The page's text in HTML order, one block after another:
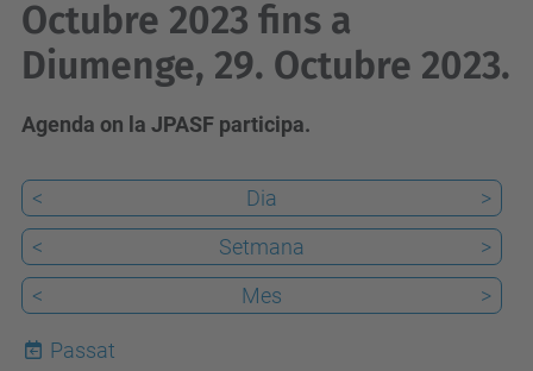
Octubre 2023 fins a
Diumenge, 29. Octubre 2023.
Agenda on la JPASF participa.
< Dia
>
<
Setmana
>
<
Mes >
Passat